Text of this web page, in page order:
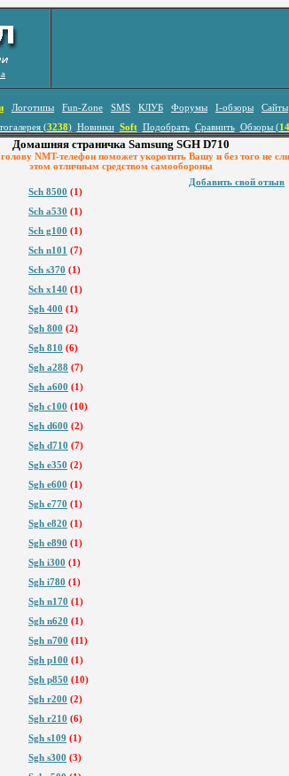
Логотипы Fun-Zone SMS КЛУБ Форумы I-обзоры Сайты
(3238) Новинки Soft Подобрать Сравнить Обзоры (
Домашняя страничка Samsung SGH D710
NMT-телефон поможет yкоpотить Вашy и без того не
этом отличным сpедством самообоpоны
Добавить свой отзыв
Sch 8500 (1)
Sch a530 (1)
Sch g100 (1)
Sch n101 (7)
Sch s370 (1)
Sch x140 (1)
Sgh 400 (1)
Sgh 800 (2)
Sgh 810 (6)
Sgh a288 (7)
Sgh a600 (1)
Sgh c100 (10)
Sgh d600 (2)
Sgh d710 (7)
Sgh e350 (2)
Sgh e600 (1)
Sgh e770 (1)
Sgh e820 (1)
Sgh e890 (1)
Sgh i300 (1)
Sgh i780 (1)
Sgh n170 (1)
Sgh n620 (1)
Sgh n700 (11)
Sgh p100 (1)
Sgh p850 (10)
Sgh r200 (2)
Sgh r210 (6)
Sgh s109 (1)
Sgh s300 (3)